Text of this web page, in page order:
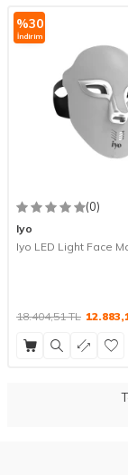
%30
İndirim
(0)
Iyo
Iyo LED Light Face
18.404,51TL